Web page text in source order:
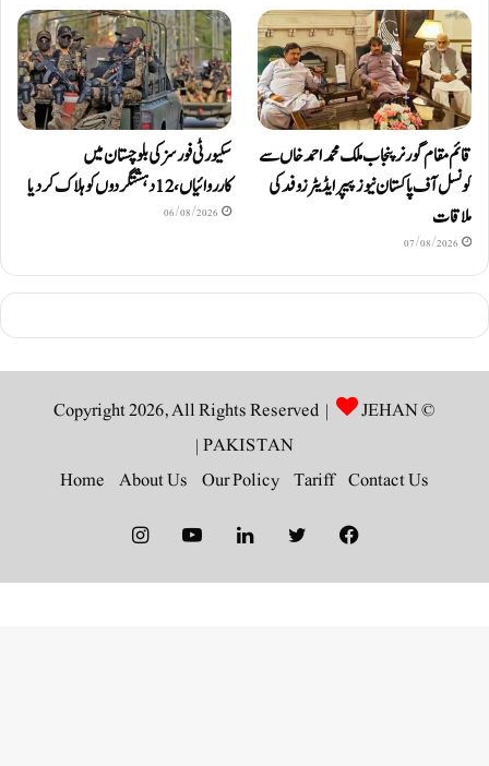
قائم مقام گورنر پنجاب ملک محمد احمد خاں سے
کونسل آف پاکستان نیوز پیپر ایڈیٹرزوفد کی
ملاقات
07/08/2026
سکیورٹی فورسز کی بلوچستان میں
کارروائیاں، 12 دہشتگردوں کو ہلاک کردیا
06/08/2026
© Copyright 2026, All Rights Reserved |
JEHAN
PAKISTAN
|
Contact Us
Tariff
Our Policy
About Us
Home
Facebook
Twitter
LinkedIn
YouTube
Instagram